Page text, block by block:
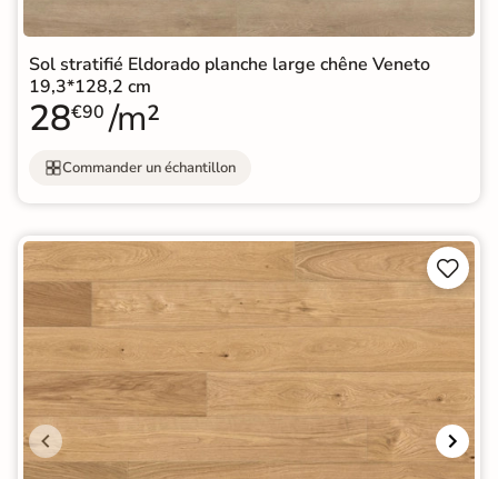
Sol stratifié Eldorado planche large chêne Veneto
19,3*128,2 cm
28€90 /m²
Commander un échantillon

